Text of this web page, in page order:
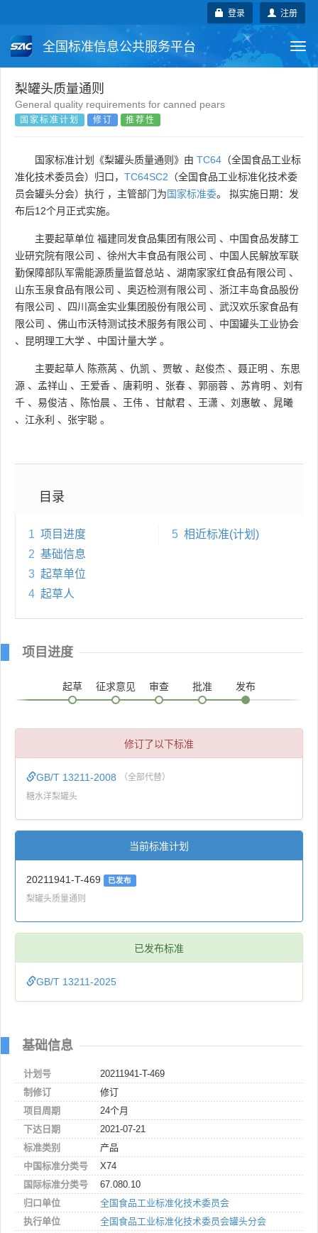
注册
登录
全国标准信息公共服务平台
国家标准
团体标准 企业标准
国外标准 技术委员会
梨罐头质量通则
General quality requirements for canned pears
国家标准计划 修订 推荐性
国家标准计划《梨罐头质量通则》由 TC64 （全国食品工业标
准化技术委员会）归口， TC64SC2 （全国食品工业标准化技术委
员会罐头分会）执行 ，主管部门为国家标准委。 拟实施日期：发
布后12个月正式实施。
主要起草单位 福建同发食品集团有限公司 、 中国食品发酵工
业研究院有限公司 、 徐州大丰食品有限公司 、 中国人民解放军联
勤保障部队军需能源质量监督总站 、 湖南家家红食品有限公司 、
山东玉泉食品有限公司 、 奥迈检测有限公司 、 浙江丰岛食品股份
有限公司 、 四川高金实业集团股份有限公司 、 武汉欢乐家食品有
限公司 、 佛山市沃特测试技术服务有限公司 、 中国罐头工业协会
、
昆明理工大学 、 中国计量大学 。
主要起草人 陈燕莴 、 仇凯 、 贾敏 、 赵俊杰 、 聂正明 、 东思
源 、 孟祥山 、 王爱香 、 唐莉明 、 张春 、 郭丽蓉 、 苏肯明 、 刘有
千 、 易俊洁 、 陈怡晨 、 王伟 、 甘献君 、 王潇 、 刘惠敏 、 晁曦
、 江永利 、 张宇聪 。
目录
1 项目进度
2 基础信息
3 起草单位
4 起草人
5 相近标准(计划)
项目进度
起草 征求意见 审查 批准 发布
修订了以下标准
GB/T 13211-2008 （全部代替）
糖水洋梨罐头
当前标准计划
20211941-T-469 已发布
梨罐头质量通则
已发布标准
GB/T 13211-2025
基础信息
计划号
20211941-T-469
制修订
修订
项目周期
24个月
下达日期
2021-07-21
标准类别
产品
中国标准分类号
X74
国际标准分类号
67.080.10
归口单位
全国食品工业标准化技术委员会
执行单位
全国食品工业标准化技术委员会罐头分会